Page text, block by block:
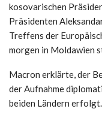
kosovarischen
Präsidenten
Treffens der
morgen in Moldawien
Macron erklärte, der
der Aufnahme
beiden Ländern erfolgt.